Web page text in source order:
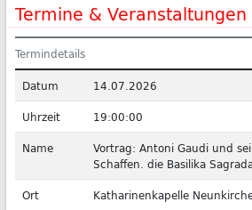
Termine & Veranstaltungen
Termindetails
Datum
14.07.2026
Uhrzeit
19:00:00
Name
Vortrag: Antoni Gaudi und
Schaffen. die Basilika
Ort
Katharinenkapelle